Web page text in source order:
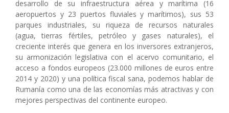
desarrollo de su infraestructura aérea y marítima (16
aeropuertos y 23 puertos fluviales y marítimos), sus 53
parques industriales, su riqueza de recursos naturales
(agua, tierras fértiles, petróleo y gases naturales), el
creciente interés que genera en los inversores extranjeros,
su armonización legislativa con el acervo comunitario, el
acceso a fondos europeos (23.000 millones de euros entre
2014 y 2020) y una política fiscal sana, podemos hablar de
Rumanía como una de las economías más atractivas y con
mejores perspectivas del continente europeo.